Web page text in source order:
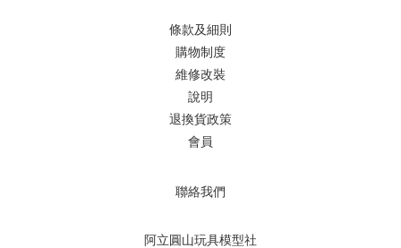
條款及細則
購物制度
維修改裝
說明
退換貨政策
會員
聯絡我們
阿立圓山玩具模型社